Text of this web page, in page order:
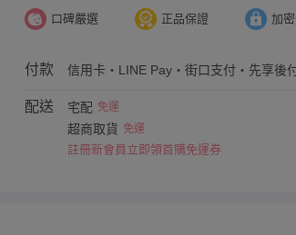
口碑嚴選 正品保證 加
付款 信用卡・LINE Pay・街口支付・先享後
配送 宅配 免運
超商取貨 免運
註冊新會員立即領首購免運券